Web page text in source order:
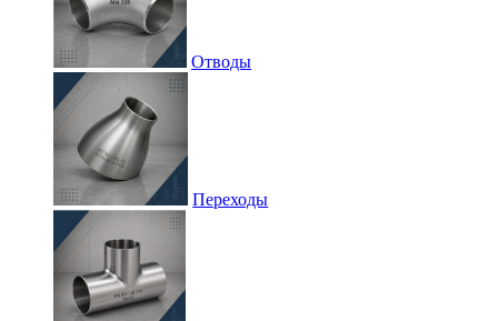
Отводы
Переходы